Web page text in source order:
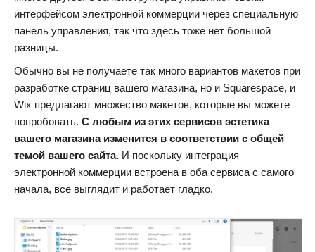
интерфейсом электронной коммерции через специальную
панель управления, так что здесь тоже нет большой
разницы.
Обычно вы не получаете так много вариантов макетов при
разработке страниц вашего магазина, но и Squarespace, и
Wix предлагают множество макетов, которые вы можете
попробовать. С любым из этих сервисов эстетика
вашего магазина изменится в соответствии с общей
темой вашего сайта. И поскольку интеграция
электронной коммерции встроена в оба сервиса с самого
начала, все выглядит и работает гладко.